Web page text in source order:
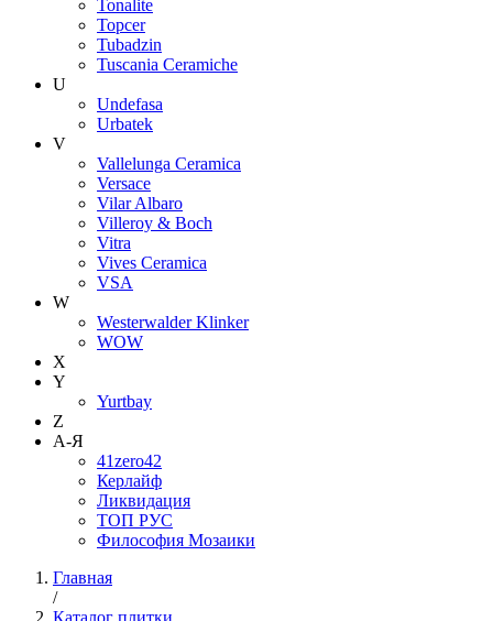
Tonalite
Topcer
Tubadzin
Tuscania Ceramiche
U
Undefasa
Urbatek
V
Vallelunga Ceramica
Versace
Vilar Albaro
Villeroy & Boch
Vitra
Vives Ceramica
VSA
W
Westerwalder Klinker
WOW
X
Y
Yurtbay
Z
А-Я
41zero42
Керлайф
Ликвидация
ТОП РУС
Философия Мозаики
Главная
/
Каталог плитки